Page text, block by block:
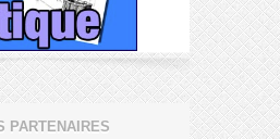
PARTENAIRES